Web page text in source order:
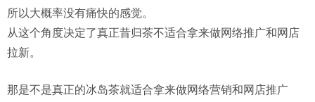
所以大概率没有痛快的感觉。
从这个角度决定了真正昔归茶不适合拿来做网络推广和网店
拉新。
那是不是真正的冰岛茶就适合拿来做网络营销和网店推广